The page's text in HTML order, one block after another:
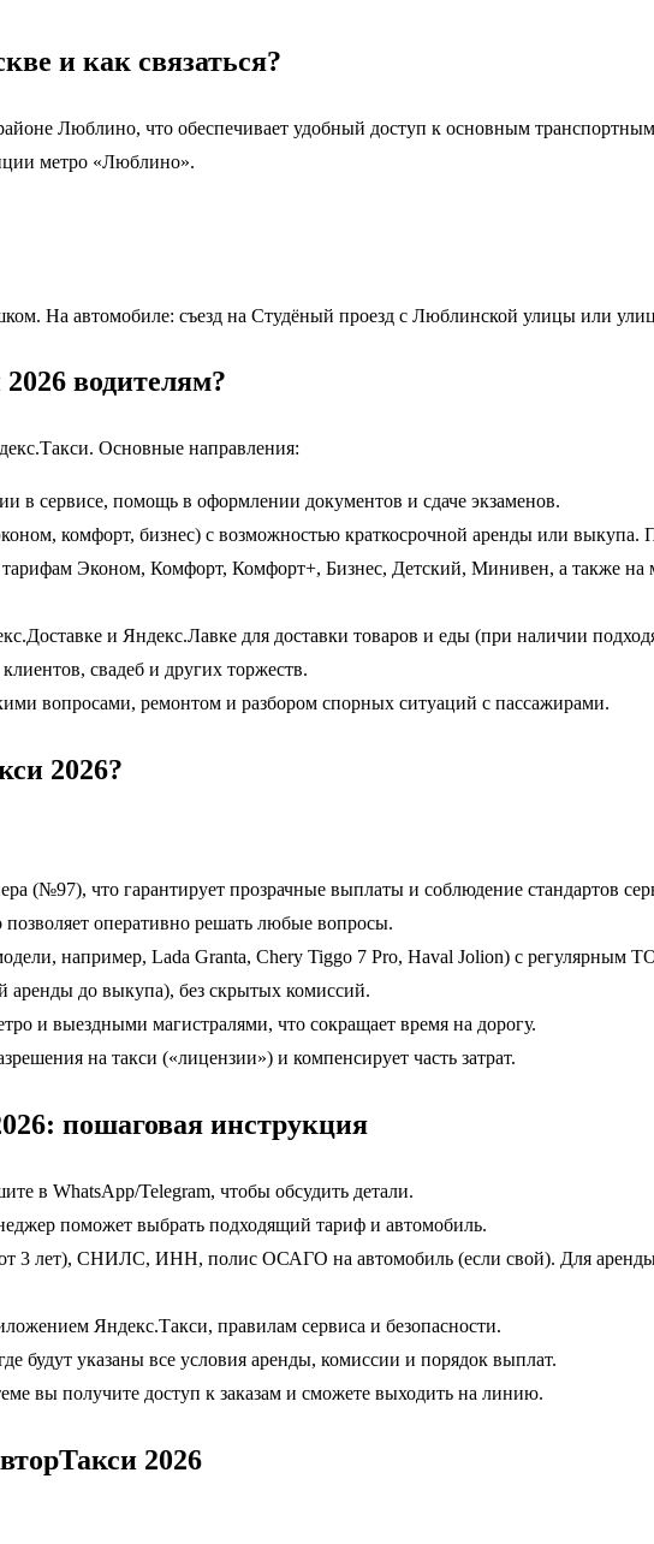
и как связаться?
Люблино, что обеспечивает удобный доступ к основным
метро «Люблино».
На автомобиле: съезд на Студёный проезд с Люблинской улицы или
водителям?
Основные направления:
в сервисе, помощь в оформлении документов и сдаче экзаменов.
комфорт, бизнес) с возможностью краткосрочной аренды или выкупа.
тарифам Эконом, Комфорт, Комфорт+, Бизнес, Детский, Минивен, а также
и Яндекс.Лавке для доставки товаров и еды (при наличии
свадеб и других торжеств.
вопросами, ремонтом и разбором спорных ситуаций с пассажирами.
2026?
(№97), что гарантирует прозрачные выплаты и соблюдение стандартов
оперативно решать любые вопросы.
например, Lada Granta, Chery Tiggo 7 Pro, Haval Jolion) с регулярным
аренды до выкупа), без скрытых комиссий.
и выездными магистралями, что сокращает время на дорогу.
на такси («лицензии») и компенсирует часть затрат.
пошаговая инструкция
в WhatsApp/Telegram, чтобы обсудить детали.
поможет выбрать подходящий тариф и автомобиль.
от 3 лет), СНИЛС, ИНН, полис ОСАГО на автомобиль (если свой). Для
Яндекс.Такси, правилам сервиса и безопасности.
будут указаны все условия аренды, комиссии и порядок выплат.
вы получите доступ к заказам и сможете выходить на линию.
2026